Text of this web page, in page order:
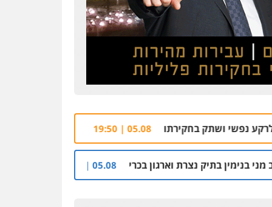
05.08 | 19:50 הרצח בנתיבות: הוארך שנית
וארגון בכרי 05.08 | 08:53 החשודים בפרשת הסתרת-